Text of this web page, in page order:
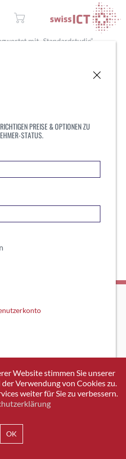
mit „Standardstudie“
PREISE & OPTIONEN ZU
STATUS.
Website stimmen Sie unserer
Verwendung von Cookies zu.
weiter für Sie zu verbessern.
OK